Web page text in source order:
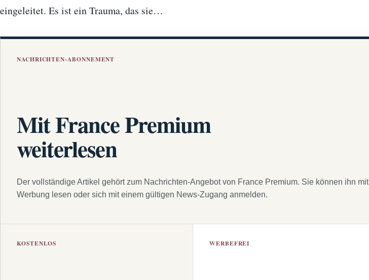
eingeleitet. Es ist ein Trauma, das sie…
NACHRICHTEN-ABONNEMENT
Mit France Premium
weiterlesen
Der vollständige Artikel gehört zum Nachrichten-Angebot von France Premium. Sie können ihn mit
Werbung lesen oder sich mit einem gültigen News-Zugang anmelden.
KOSTENLOS WERBEFREI